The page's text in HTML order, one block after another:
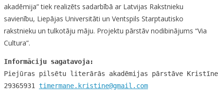
akadēmija” tiek realizēts sadarbībā ar Latvijas Rakstnieku
savienību, Liepājas Universitāti un Ventspils Starptautisko
rakstnieku un tulkotāju māju. Projektu pārstāv nodibinājums “Via
Cultura”.
Informāciju sagatavoja:
Piejūras pilsētu literārās akadēmijas pārstāve Kristīne
29365931 timermane.kristine@gmail.com